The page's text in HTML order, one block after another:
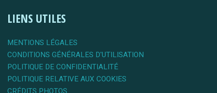
LIENS UTILES
MENTIONS LÉGALES
CONDITIONS GÉNÉRALES D'UTILISATION
POLITIQUE DE CONFIDENTIALITÉ
POLITIQUE RELATIVE AUX COOKIES
CRÉDITS PHOTOS